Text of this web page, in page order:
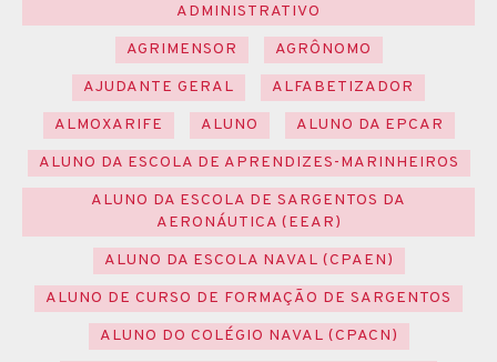
ADMINISTRATIVO
AGRIMENSOR
AGRÔNOMO
AJUDANTE GERAL
ALFABETIZADOR
ALMOXARIFE
ALUNO
ALUNO DA EPCAR
ALUNO DA ESCOLA DE APRENDIZES-MARINHEIROS
ALUNO DA ESCOLA DE SARGENTOS DA
AERONÁUTICA (EEAR)
ALUNO DA ESCOLA NAVAL (CPAEN)
ALUNO DE CURSO DE FORMAÇÃO DE SARGENTOS
ALUNO DO COLÉGIO NAVAL (CPACN)